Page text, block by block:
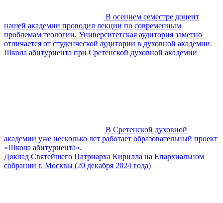
В осеннем семестре доцент
нашей академии проводил лекции по современным
проблемам теологии. Университетская аудитория заметно
отличается от студенческой аудитории в духовной академии.
Школа абитуриента при Сретенской духовной академии
В Сретенской духовной
академии уже несколько лет работает образовательный проект
«Школа абитуриента».
Доклад Святейшего Патриарха Кирилла на Епархиальном
собрании г. Москвы (20 декабря 2024 года)